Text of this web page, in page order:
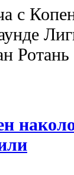
с